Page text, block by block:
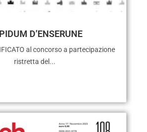
D’ENSERUNE
al concorso a partecipazione
ristretta del...